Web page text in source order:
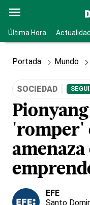
Última Hora Actualidad
Portada Mundo
SOCIEDAD
'romper'
amenaza
EFE
Santo